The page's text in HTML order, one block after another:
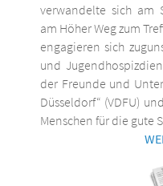
verwandelte sich am
am Höher Weg zum
engagieren sich
und
der Freunde und
Düsseldorf“ (VDFU)
Menschen für die gute